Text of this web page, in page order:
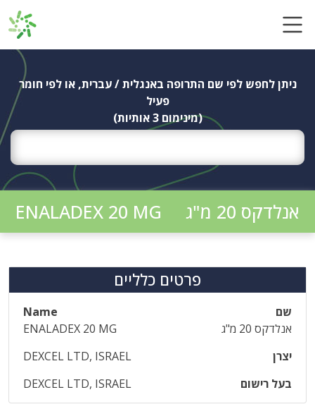
ניתן לחפש לפי שם התרופה באנגלית / עברית, או לפי חומר
פעיל
(מינימום 3 אותיות)
אנלדקס 20 מ"ג ENALADEX 20 MG
פרטים כלליים
שם
Name
אנלדקס 20 מ"ג
ENALADEX 20 MG
יצרן
DEXCEL LTD, ISRAEL
בעל רישום
DEXCEL LTD, ISRAEL